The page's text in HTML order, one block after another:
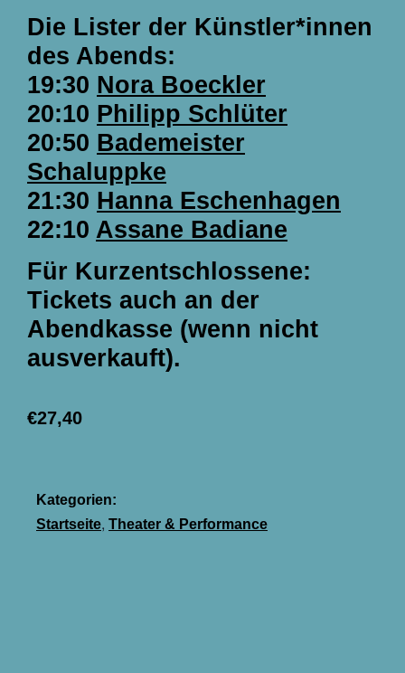
Die Lister der Künstler*innen
des Abends:
19:30 Nora Boeckler
20:10 Philipp Schlüter
20:50 Bademeister
Schaluppke
21:30 Hanna Eschenhagen
22:10 Assane Badiane
Für Kurzentschlossene:
Tickets auch an der
Abendkasse (wenn nicht
ausverkauft).
€27,40
Kategorien:
Startseite, Theater & Performance